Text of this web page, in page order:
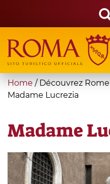
main
content
Search
form
Recherche
You
are
Home / Découvrez Rome
Madame Lucrezia
Madame